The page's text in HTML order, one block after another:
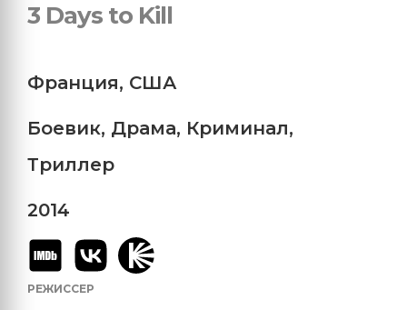
3 Days to Kill
Франция, США
Боевик, Драма, Криминал,
Триллер
2014
РЕЖИССЕР